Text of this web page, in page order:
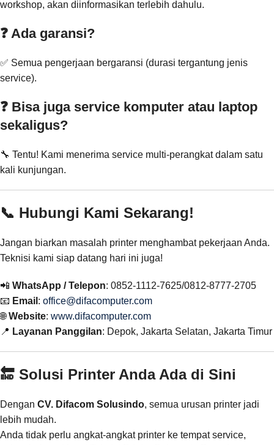
workshop, akan diinformasikan terlebih dahulu.
❓ Ada garansi?
✅ Semua pengerjaan bergaransi (durasi tergantung jenis
service).
❓ Bisa juga service komputer atau laptop
sekaligus?
🔧 Tentu! Kami menerima service multi-perangkat dalam satu
kali kunjungan.
📞 Hubungi Kami Sekarang!
Jangan biarkan masalah printer menghambat pekerjaan Anda.
Teknisi kami siap datang hari ini juga!
📲 WhatsApp / Telepon: 0852-1112-7625/0812-8777-2705
📧 Email : office@difacomputer.com
🌐Website: www.difacomputer.com
📍 Layanan Panggilan: Depok, Jakarta Selatan, Jakarta Timur
🔚 Solusi Printer Anda Ada di Sini
Dengan CV. Difacom Solusindo, semua urusan printer jadi
lebih mudah.
Anda tidak perlu angkat-angkat printer ke tempat service,